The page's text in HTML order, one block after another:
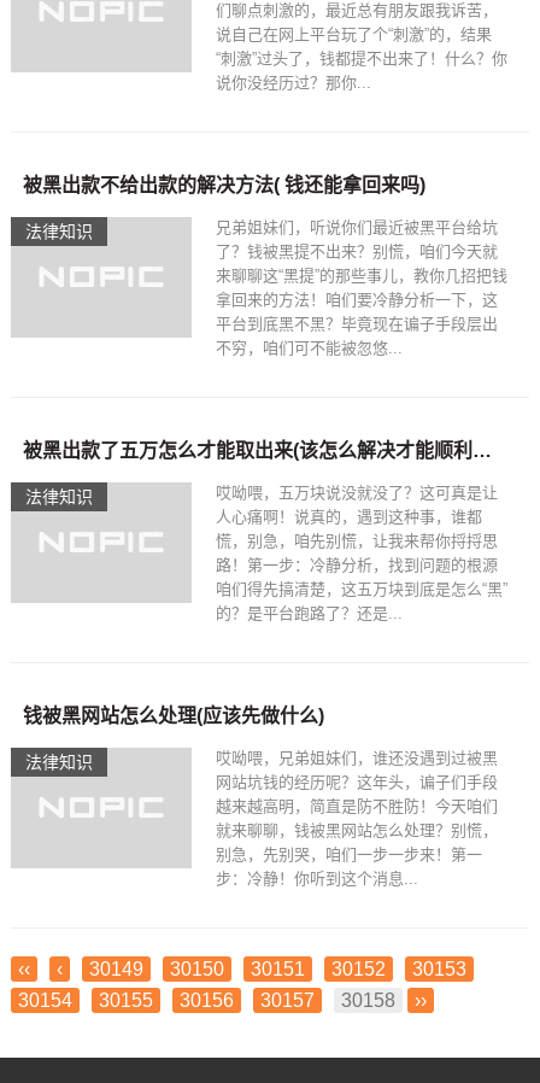
们聊点刺激的，最近总有朋友跟我诉苦，
说自己在网上平台玩了个“刺激”的，结果
“刺激”过头了，钱都提不出来了！什么？你
说你没经历过？那你...
法律知识
被黑出款不给出款的解决方法( 钱还能拿回来吗)
兄弟姐妹们，听说你们最近被黑平台给坑
了？钱被黑提不出来？别慌，咱们今天就
来聊聊这“黑提”的那些事儿，教你几招把钱
拿回来的方法！咱们要冷静分析一下，这
平台到底黑不黑？毕竟现在谝子手段层出
不穷，咱们可不能被忽悠...
法律知识
被黑出款了五万怎么才能取出来(该怎么解决才能顺利拿回)
哎呦喂，五万块说没就没了？这可真是让
人心痛啊！说真的，遇到这种事，谁都
慌，别急，咱先别慌，让我来帮你捋捋思
路！第一步：冷静分析，找到问题的根源
咱们得先搞清楚，这五万块到底是怎么“黑”
的？是平台跑路了？还是...
法律知识
钱被黑网站怎么处理(应该先做什么)
哎呦喂，兄弟姐妹们，谁还没遇到过被黑
网站坑钱的经历呢？这年头，谝子们手段
越来越高明，简直是防不胜防！今天咱们
就来聊聊，钱被黑网站怎么处理？别慌，
别急，先别哭，咱们一步一步来！第一
步：冷静！你听到这个消息...
‹‹ ‹ 30149 30150 30151 30152
30153
30154
30155 30156 30157 30158 ››